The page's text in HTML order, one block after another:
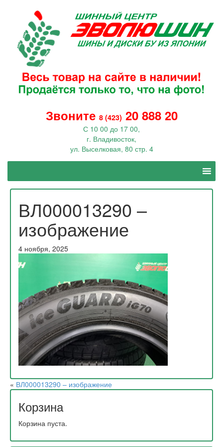
Звоните 8 (423) 20 888 20
С 10 00 до 17 00,
г. Владивосток,
ул. Выселковая, 80 стр. 4
ВЛ000013290 –
изображение
4 ноября, 2025
« ВЛ000013290 – изображение
Корзина
Корзина пуста.